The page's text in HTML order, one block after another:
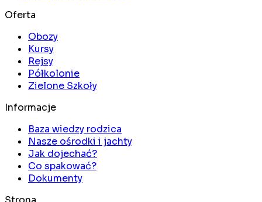
Oferta
Obozy
Kursy
Rejsy
Półkolonie
Zielone Szkoły
Informacje
Baza wiedzy rodzica
Nasze ośrodki i jachty
Jak dojechać?
Co spakować?
Dokumenty